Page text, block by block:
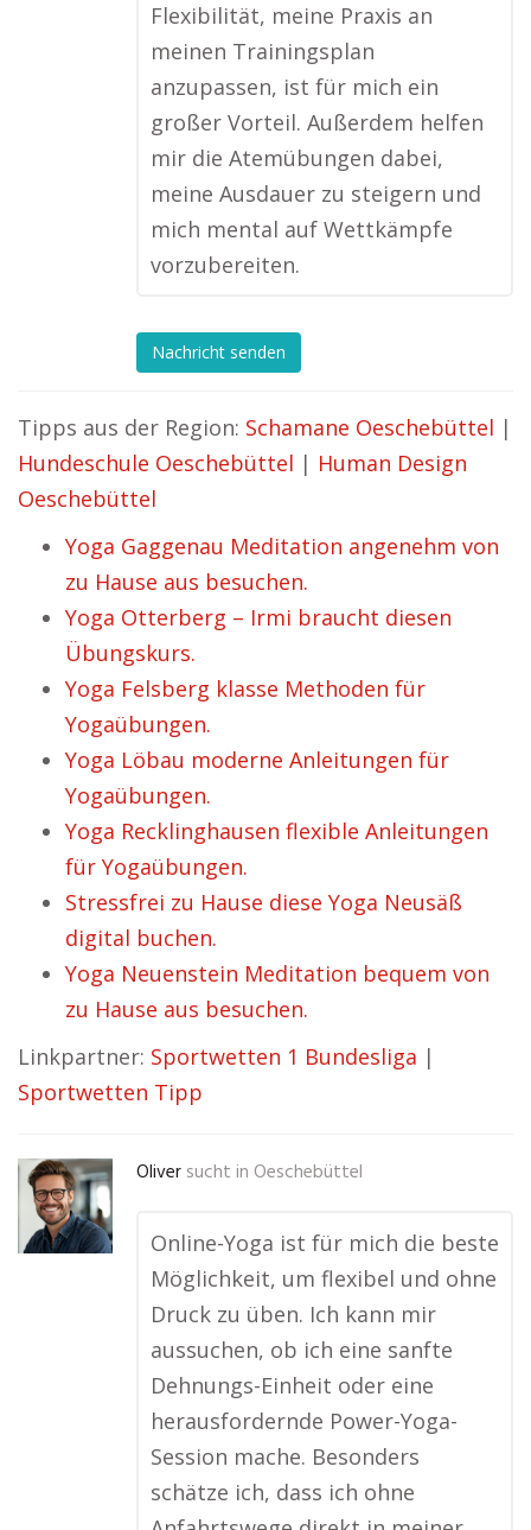
Flexibilität, meine Praxis an
meinen Trainingsplan
anzupassen, ist für mich ein
großer Vorteil. Außerdem helfen
mir die Atemübungen dabei,
meine Ausdauer zu steigern und
mich mental auf Wettkämpfe
vorzubereiten.
Nachricht senden
Tipps aus der Region: Schamane Oeschebüttel |
Hundeschule Oeschebüttel | Human Design
Oeschebüttel
Yoga Gaggenau Meditation angenehm von
zu Hause aus besuchen.
Yoga Otterberg – Irmi braucht diesen
Übungskurs.
Yoga Felsberg klasse Methoden für
Yogaübungen.
Yoga Löbau moderne Anleitungen für
Yogaübungen.
Yoga Recklinghausen flexible Anleitungen
für Yogaübungen.
Stressfrei zu Hause diese Yoga Neusäß
digital buchen.
Yoga Neuenstein Meditation bequem von
zu Hause aus besuchen.
Linkpartner: Sportwetten 1 Bundesliga |
Sportwetten Tipp
Oliver sucht in Oeschebüttel
Online-Yoga ist für mich die beste
Möglichkeit, um flexibel und ohne
Druck zu üben. Ich kann mir
aussuchen, ob ich eine sanfte
Dehnungs-Einheit oder eine
herausfordernde Power-Yoga-
Session mache. Besonders
schätze ich, dass ich ohne